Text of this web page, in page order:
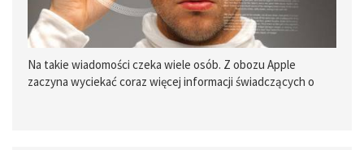
Na takie wiadomości czeka wiele osób. Z obozu Apple
zaczyna wyciekać coraz więcej informacji świadczących o